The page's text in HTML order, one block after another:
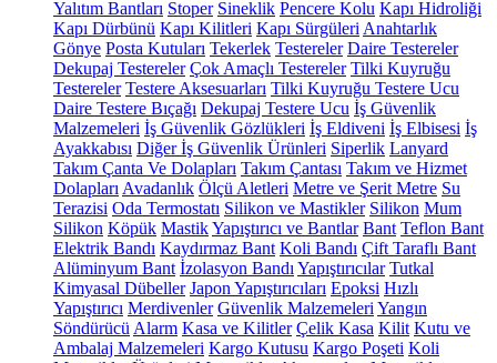
Yalıtım Bantları Stoper Sineklik Pencere Kolu Kapı Hidroliği
Kapı Dürbünü Kapı Kilitleri Kapı Sürgüleri Anahtarlık
Gönye Posta Kutuları Tekerlek Testereler Daire Testereler
Dekupaj Testereler Çok Amaçlı Testereler Tilki Kuyruğu
Testereler Testere Aksesuarları Tilki Kuyruğu Testere Ucu
Daire Testere Bıçağı Dekupaj Testere Ucu İş Güvenlik
Malzemeleri İş Güvenlik Gözlükleri İş Eldiveni İş Elbisesi İş
Ayakkabısı Diğer İş Güvenlik Ürünleri Siperlik Lanyard
Takım Çanta Ve Dolapları Takım Çantası Takım ve Hizmet
Dolapları Avadanlık Ölçü Aletleri Metre ve Şerit Metre Su
Terazisi Oda Termostatı Silikon ve Mastikler Silikon Mum
Silikon Köpük MastikYapıştırıcı ve Bantlar Bant Teflon Bant
Elektrik Bandı Kaydırmaz Bant Koli Bandı Çift Taraflı Bant
Alüminyum Bant İzolasyon Bandı Yapıştırıcılar Tutkal
Kimyasal Dübeller Japon Yapıştırıcıları Epoksi Hızlı
Yapıştırıcı Merdivenler Güvenlik Malzemeleri Yangın
Söndürücü Alarm Kasa ve Kilitler Çelik Kasa Kilit Kutu ve
Ambalaj Malzemeleri Kargo Kutusu Kargo Poşeti Koli